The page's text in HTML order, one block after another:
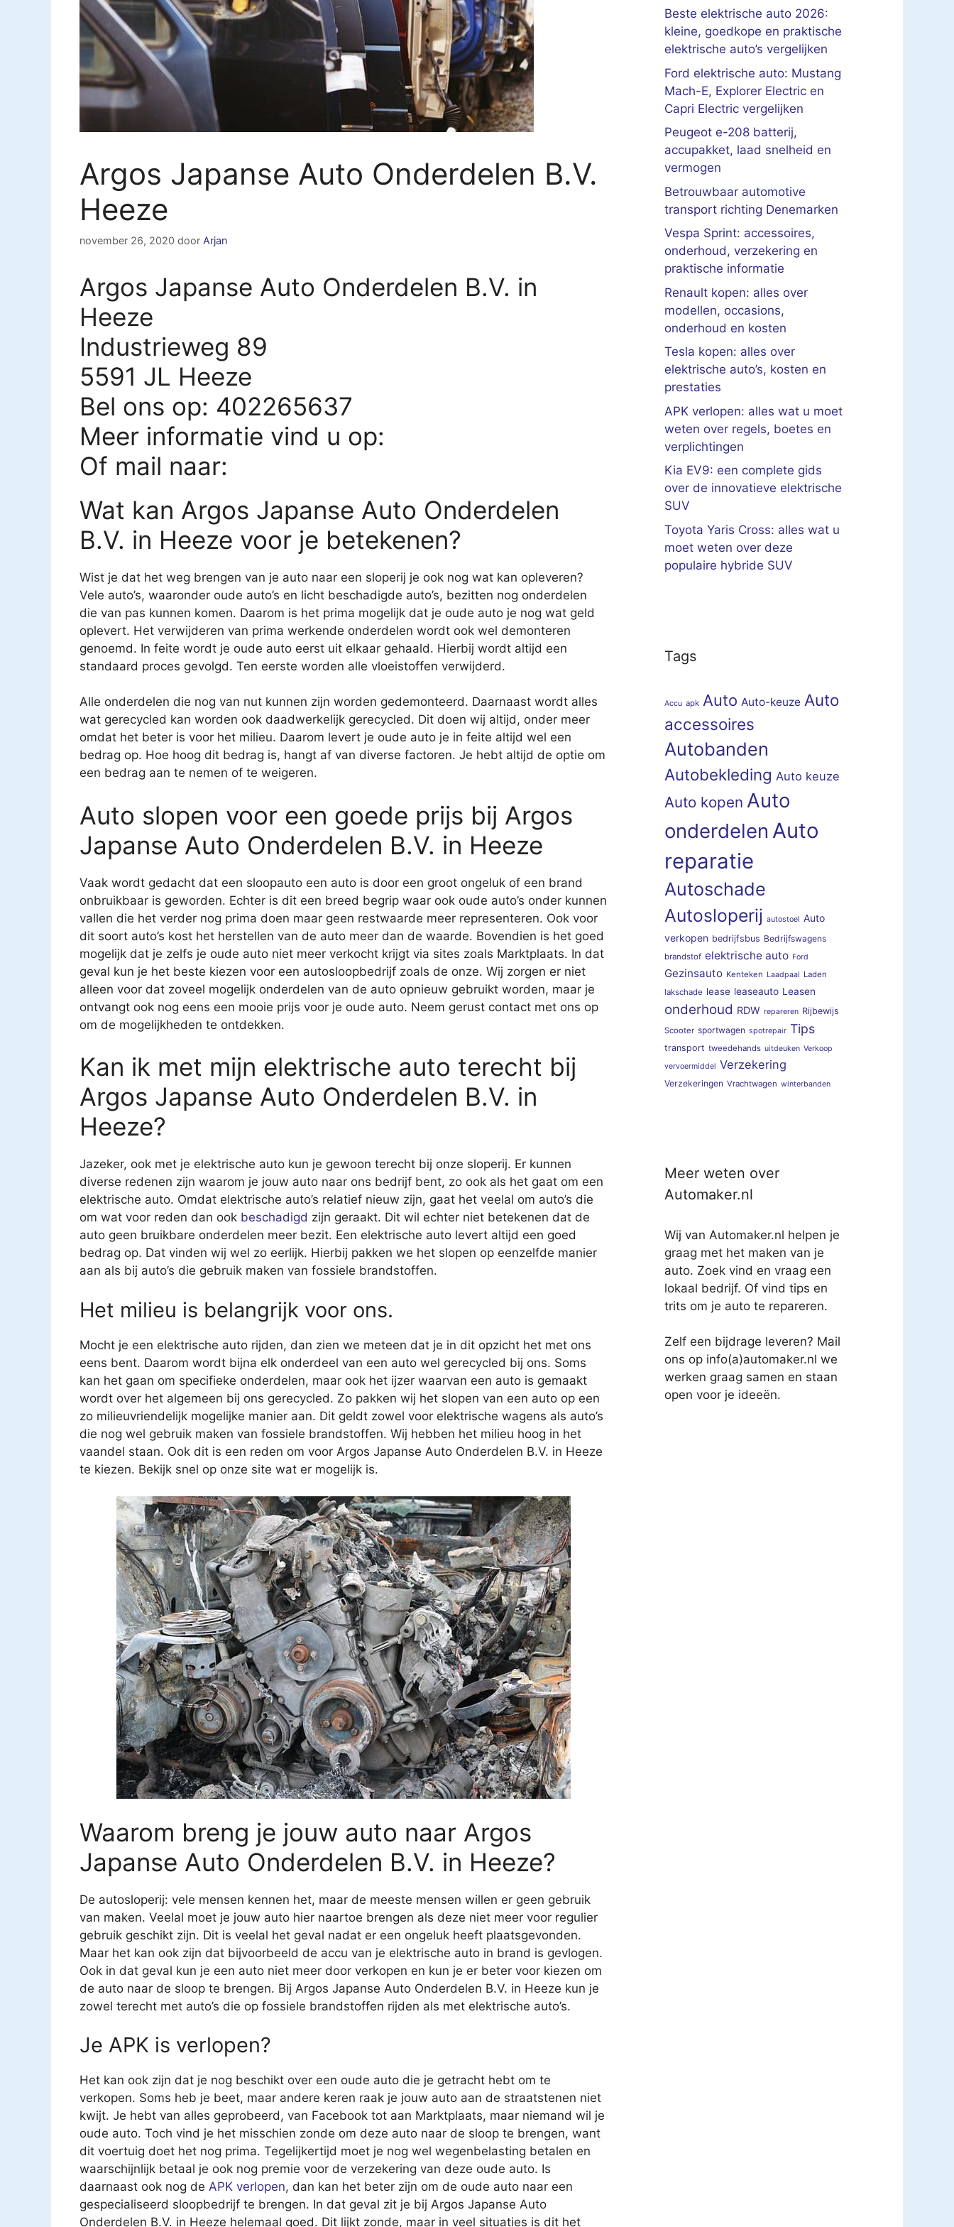
Argos Japanse Auto Onderdelen B.V.
Heeze
november 26, 2020 door Arjan
Argos Japanse Auto Onderdelen B.V. in
Heeze
Industrieweg 89
5591 JL Heeze
Bel ons op: 402265637
Meer informatie vind u op:
Of mail naar:
Wat kan Argos Japanse Auto Onderdelen
B.V. in Heeze voor je betekenen?
Wist je dat het weg brengen van je auto naar een sloperij je ook nog wat kan opleveren?
Vele auto’s, waaronder oude auto’s en licht beschadigde auto’s, bezitten nog onderdelen
die van pas kunnen komen. Daarom is het prima mogelijk dat je oude auto je nog wat geld
oplevert. Het verwijderen van prima werkende onderdelen wordt ook wel demonteren
genoemd. In feite wordt je oude auto eerst uit elkaar gehaald. Hierbij wordt altijd een
standaard proces gevolgd. Ten eerste worden alle vloeistoffen verwijderd.
Alle onderdelen die nog van nut kunnen zijn worden gedemonteerd. Daarnaast wordt alles
wat gerecycled kan worden ook daadwerkelijk gerecycled. Dit doen wij altijd, onder meer
omdat het beter is voor het milieu. Daarom levert je oude auto je in feite altijd wel een
bedrag op. Hoe hoog dit bedrag is, hangt af van diverse factoren. Je hebt altijd de optie om
een bedrag aan te nemen of te weigeren.
Auto slopen voor een goede prijs bij Argos
Japanse Auto Onderdelen B.V. in Heeze
Vaak wordt gedacht dat een sloopauto een auto is door een groot ongeluk of een brand
onbruikbaar is geworden. Echter is dit een breed begrip waar ook oude auto’s onder kunnen
vallen die het verder nog prima doen maar geen restwaarde meer representeren. Ook voor
dit soort auto’s kost het herstellen van de auto meer dan de waarde. Bovendien is het goed
mogelijk dat je zelfs je oude auto niet meer verkocht krijgt via sites zoals Marktplaats. In dat
geval kun je het beste kiezen voor een autosloopbedrijf zoals de onze. Wij zorgen er niet
alleen voor dat zoveel mogelijk onderdelen van de auto opnieuw gebruikt worden, maar je
ontvangt ook nog eens een mooie prijs voor je oude auto. Neem gerust contact met ons op
om de mogelijkheden te ontdekken.
Kan ik met mijn elektrische auto terecht bij
Argos Japanse Auto Onderdelen B.V. in
Heeze?
Jazeker, ook met je elektrische auto kun je gewoon terecht bij onze sloperij. Er kunnen
diverse redenen zijn waarom je jouw auto naar ons bedrijf bent, zo ook als het gaat om een
elektrische auto. Omdat elektrische auto’s relatief nieuw zijn, gaat het veelal om auto’s die
om wat voor reden dan ook beschadigd zijn geraakt. Dit wil echter niet betekenen dat de
auto geen bruikbare onderdelen meer bezit. Een elektrische auto levert altijd een goed
bedrag op. Dat vinden wij wel zo eerlijk. Hierbij pakken we het slopen op eenzelfde manier
aan als bij auto’s die gebruik maken van fossiele brandstoffen.
Het milieu is belangrijk voor ons.
Mocht je een elektrische auto rijden, dan zien we meteen dat je in dit opzicht het met ons
eens bent. Daarom wordt bijna elk onderdeel van een auto wel gerecycled bij ons. Soms
kan het gaan om specifieke onderdelen, maar ook het ijzer waarvan een auto is gemaakt
wordt over het algemeen bij ons gerecycled. Zo pakken wij het slopen van een auto op een
zo milieuvriendelijk mogelijke manier aan. Dit geldt zowel voor elektrische wagens als auto’s
die nog wel gebruik maken van fossiele brandstoffen. Wij hebben het milieu hoog in het
vaandel staan. Ook dit is een reden om voor Argos Japanse Auto Onderdelen B.V. in Heeze
te kiezen. Bekijk snel op onze site wat er mogelijk is.
Waarom breng je jouw auto naar Argos
Japanse Auto Onderdelen B.V. in Heeze?
De autosloperij: vele mensen kennen het, maar de meeste mensen willen er geen gebruik
van maken. Veelal moet je jouw auto hier naartoe brengen als deze niet meer voor regulier
gebruik geschikt zijn. Dit is veelal het geval nadat er een ongeluk heeft plaatsgevonden.
Maar het kan ook zijn dat bijvoorbeeld de accu van je elektrische auto in brand is gevlogen.
Ook in dat geval kun je een auto niet meer door verkopen en kun je er beter voor kiezen om
de auto naar de sloop te brengen. Bij Argos Japanse Auto Onderdelen B.V. in Heeze kun je
zowel terecht met auto’s die op fossiele brandstoffen rijden als met elektrische auto’s.
Je APK is verlopen?
Het kan ook zijn dat je nog beschikt over een oude auto die je getracht hebt om te
verkopen. Soms heb je beet, maar andere keren raak je jouw auto aan de straatstenen niet
kwijt. Je hebt van alles geprobeerd, van Facebook tot aan Marktplaats, maar niemand wil je
oude auto. Toch vind je het misschien zonde om deze auto naar de sloop te brengen, want
dit voertuig doet het nog prima. Tegelijkertijd moet je nog wel wegenbelasting betalen en
waarschijnlijk betaal je ook nog premie voor de verzekering van deze oude auto. Is
daarnaast ook nog de APK verlopen, dan kan het beter zijn om de oude auto naar een
gespecialiseerd sloopbedrijf te brengen. In dat geval zit je bij Argos Japanse Auto
Onderdelen B.V. in Heeze helemaal goed. Dit lijkt zonde, maar in veel situaties is dit het
Beste elektrische auto 2026:
kleine, goedkope en praktische
elektrische auto’s vergelijken
Ford elektrische auto: Mustang
Mach-E, Explorer Electric en
Capri Electric vergelijken
Peugeot e-208 batterij,
accupakket, laad snelheid en
vermogen
Betrouwbaar automotive
transport richting Denemarken
Vespa Sprint: accessoires,
onderhoud, verzekering en
praktische informatie
Renault kopen: alles over
modellen, occasions,
onderhoud en kosten
Tesla kopen: alles over
elektrische auto’s, kosten en
prestaties
APK verlopen: alles wat u moet
weten over regels, boetes en
verplichtingen
Kia EV9: een complete gids
over de innovatieve elektrische
SUV
Toyota Yaris Cross: alles wat u
moet weten over deze
populaire hybride SUV
Tags
Accu apk Auto Auto-keuze Auto
accessoires
Autobanden
Autobekleding Auto keuze
Auto kopen Auto
onderdelen Auto
reparatie
Autoschade
Autosloperij autostoel Auto
verkopen bedrijfsbus Bedrijfswagens
brandstof elektrische auto Ford
Gezinsauto Kenteken Laadpaal Laden
lakschade lease leaseauto Leasen
onderhoud RDW repareren Rijbewijs
Scooter sportwagen spotrepair Tips
transport tweedehands uitdeuken Verkoop
vervoermiddel Verzekering
Verzekeringen Vrachtwagen winterbanden
Meer weten over
Automaker.nl
Wij van Automaker.nl helpen je
graag met het maken van je
auto. Zoek vind en vraag een
lokaal bedrijf. Of vind tips en
trits om je auto te repareren.
Zelf een bijdrage leveren? Mail
ons op info(a)automaker.nl we
werken graag samen en staan
open voor je ideeën.